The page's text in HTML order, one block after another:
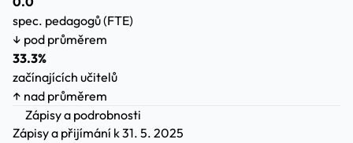
spec. pedagogů (FTE)
↓ pod průměrem
33.3%
začínajících učitelů
↑ nad průměrem
Zápisy a podrobnosti
Zápisy a přijímání k 31. 5. 2025